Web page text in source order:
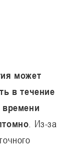
может
в течение
времени
. Из-за